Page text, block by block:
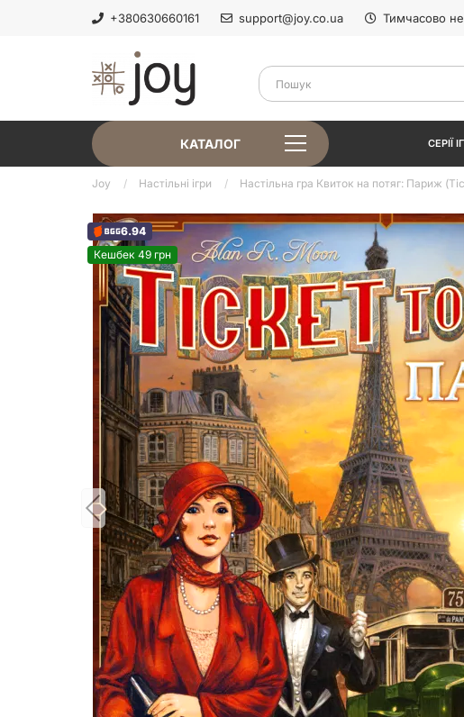
+380630660161 support@joy.co.ua Тимчасово
КАТАЛОГ СЕРІЇ
Joy Настільні ігри Настільна гра Квиток на потяг: Париж
6.94
Кешбек 49 грн